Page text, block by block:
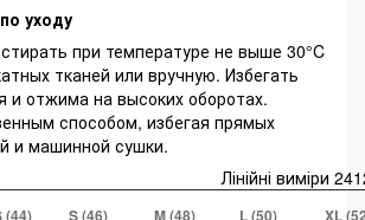
уходу
при температуре не выше 30°C
тканей или вручную. Избегать
и отжима на высоких оборотах.
способом, избегая прямых
и машинной сушки.
Лінійні виміри
(44) S (46) M (48) L (50) XL